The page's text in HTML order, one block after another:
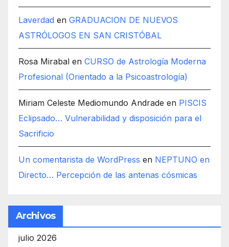
Laverdad en GRADUACION DE NUEVOS
ASTRÓLOGOS EN SAN CRISTÓBAL
Rosa Mirabal en CURSO de Astrología Moderna
Profesional (Orientado a la Psicoastrología)
Miriam Celeste Mediomundo Andrade en PISCIS
Eclipsado… Vulnerabilidad y disposición para el
Sacrificio
Un comentarista de WordPress en NEPTUNO en
Directo… Percepción de las antenas cósmicas
Archivos
julio 2026